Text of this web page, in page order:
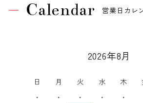
Calendar 営業日カレ
2026年8月
日 月 火 水 木
・
・ ・ ・ ・